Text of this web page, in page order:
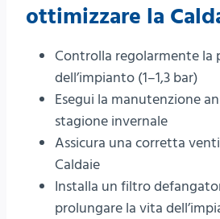
ottimizzare la
Controlla regolarmente la
dell’impianto (1–1,3 bar)
Esegui la manutenzione
stagione invernale
Assicura una corretta
Caldaie
Installa un filtro
prolungare la vita